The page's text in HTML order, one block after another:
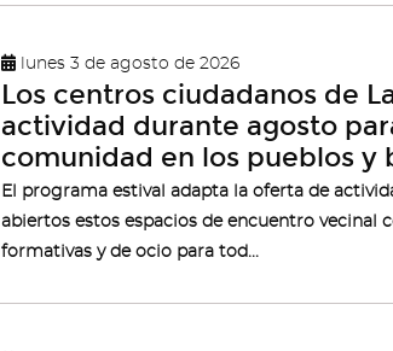
lunes 3 de agosto de 2026
Los centros ciudadanos de
actividad durante agosto
comunidad en los pueblos y
El programa estival adapta la oferta de
abiertos estos espacios de encuentro vecinal
formativas y de ocio para tod...